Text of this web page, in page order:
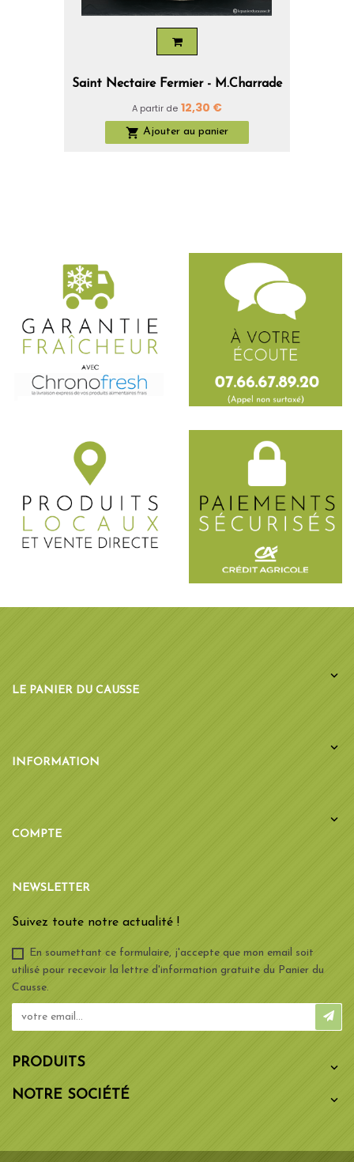
Saint Nectaire Fermier - M.Charrade
A partir de Prix
12,30 €
 Ajouter au panier
LE PANIER DU CAUSSE

INFORMATION

COMPTE

NEWSLETTER
Suivez toute notre actualité !
En soumettant ce formulaire, j'accepte que mon email soit
utilisé pour recevoir la lettre d'information gratuite du Panier du
Causse.
PRODUITS 
NOTRE SOCIÉTÉ 